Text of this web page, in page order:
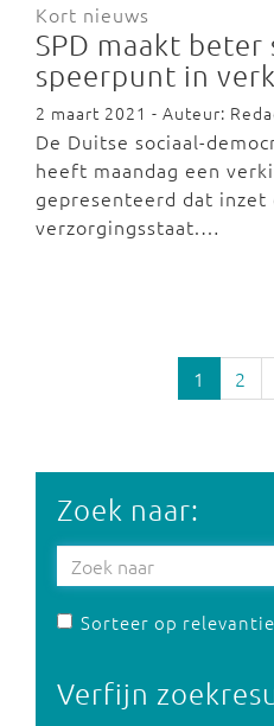
Kort nieuws
SPD maakt
speerpunt in
2 maart 2021 - Auteur:
De Duitse sociaal-
heeft maandag een
gepresenteerd dat
verzorgingsstaat.…
1 2
Zoek naar:
Sorteer op relevantie
Verfijn